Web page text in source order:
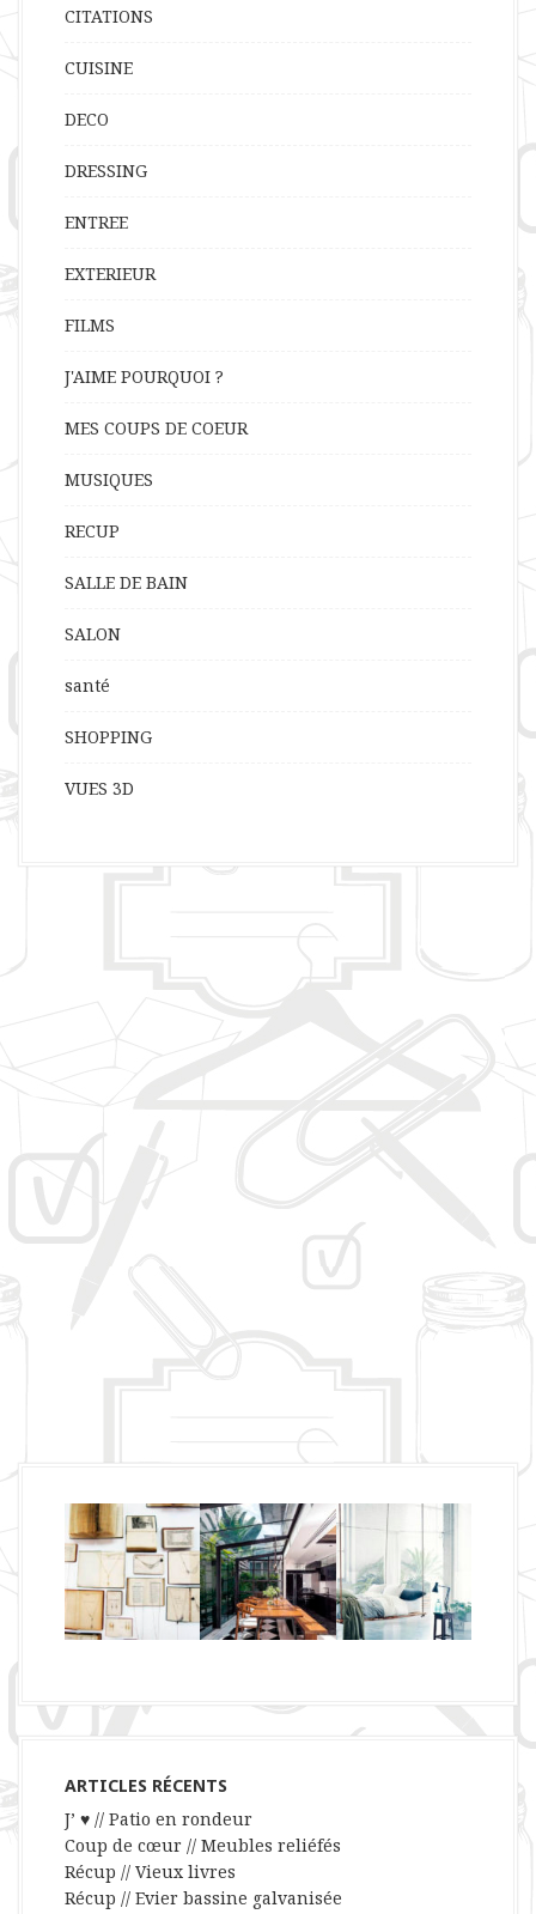
CITATIONS
CUISINE
DECO
DRESSING
ENTREE
EXTERIEUR
FILMS
J'AIME POURQUOI ?
MES COUPS DE COEUR
MUSIQUES
RECUP
SALLE DE BAIN
SALON
santé
SHOPPING
VUES 3D
ARTICLES RÉCENTS
J’ ♥ // Patio en rondeur
Coup de cœur // Meubles reliéfés
Récup // Vieux livres
Récup // Evier bassine galvanisée